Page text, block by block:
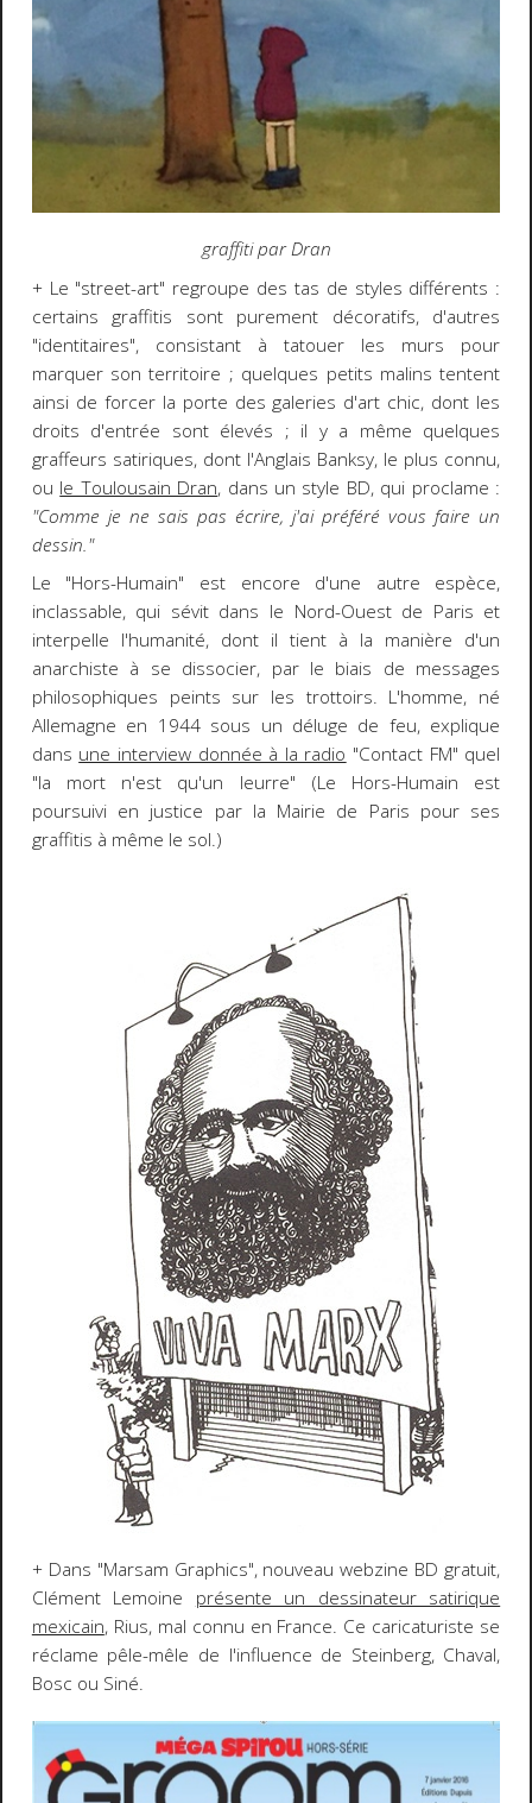
graffiti par Dran
+ Le "street-art" regroupe des tas de styles différents :
certains graffitis sont purement décoratifs, d'autres
"identitaires", consistant à tatouer les murs pour
marquer son territoire ; quelques petits malins tentent
ainsi de forcer la porte des galeries d'art chic, dont les
droits d'entrée sont élevés ; il y a même quelques
graffeurs satiriques, dont l'Anglais Banksy, le plus connu,
ou le Toulousain Dran, dans un style BD, qui proclame :
"Comme je ne sais pas écrire, j'ai préféré vous faire un
dessin."
Le "Hors-Humain" est encore d'une autre espèce,
inclassable, qui sévit dans le Nord-Ouest de Paris et
interpelle l'humanité, dont il tient à la manière d'un
anarchiste à se dissocier, par le biais de messages
philosophiques peints sur les trottoirs. L'homme, né
Allemagne en 1944 sous un déluge de feu, explique
dans une interview donnée à la radio "Contact FM" quel
"la mort n'est qu'un leurre" (Le Hors-Humain est
poursuivi en justice par la Mairie de Paris pour ses
graffitis à même le sol.)
+ Dans "Marsam Graphics", nouveau webzine BD gratuit,
Clément Lemoine présente un dessinateur satirique
mexicain, Rius, mal connu en France. Ce caricaturiste se
réclame pêle-mêle de l'influence de Steinberg, Chaval,
Bosc ou Siné.